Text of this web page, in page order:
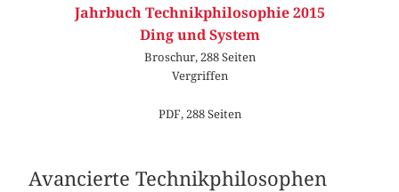
Jahrbuch Technikphilosophie 2015
Ding und System
Broschur, 288 Seiten
Vergriffen
PDF, 288 Seiten
Avancierte Technikphilosophen